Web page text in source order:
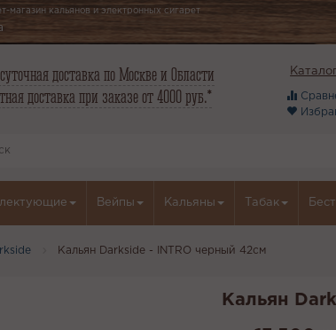
магазин кальянов и электронных сигарет
доставка по Москве и Области
доставка при заказе от 4000 руб.*
Вейпы Кальяны Табак
Кальян Darkside - INTRO черный 42см
Кальян